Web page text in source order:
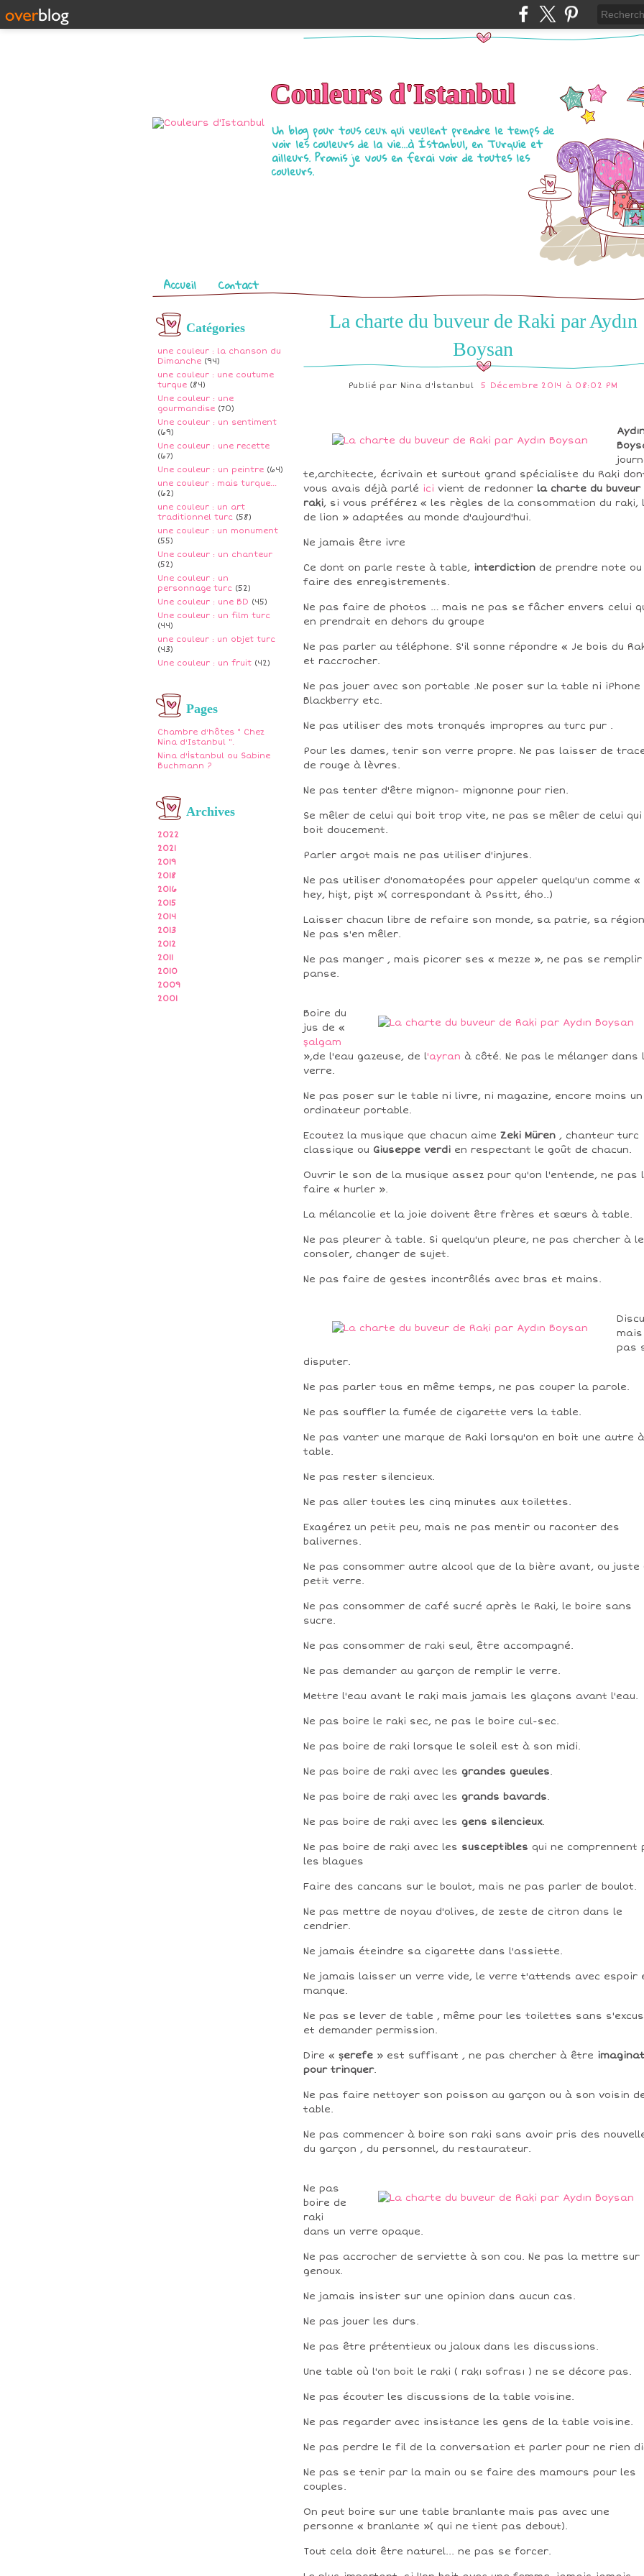
Couleurs d'Istanbul
Un blog pour tous ceux qui veulent prendre le temps de
voir les couleurs de la vie...à İstanbul, en Turquie et
ailleurs. Promis je vous en ferai voir de toutes les
couleurs.
Pages
Accueil Contact
Catégories
une couleur : la chanson du
Dimanche (94)
une couleur : une coutume
turque (84)
Une couleur : une
gourmandise (70)
Une couleur : un sentiment
(69)
Une couleur : une recette
(67)
Une couleur : un peintre (64)
une couleur : mais turque...
(62)
une couleur : un art
traditionnel turc (58)
une couleur : un monument
(55)
Une couleur : un chanteur
(52)
Une couleur : un
personnage turc (52)
Une couleur : une BD (45)
Une couleur : un film turc
(44)
une couleur : un objet turc
(43)
Une couleur : un fruit (42)
Pages
Chambre d'hôtes " Chez
Nina d'Istanbul ".
Nina d'İstanbul ou Sabine
Buchmann ?
Archives
2022
2021
2019
2018
2016
2015
2014
2013
2012
2011
2010
2009
2001
La charte du buveur de Raki par Aydın
Boysan
Publié par Nina d'İstanbul 5 Décembre 2014 à 08:02 PM
te,architecte, écrivain et surtout grand spécialiste du Raki
vous avais déjà parlé ici vient de redonner la charte du buveur
raki, si vous préférez « les règles de la consommation du raki,
de lion » adaptées au monde d'aujourd'hui.
Ne jamais être ivre
Ce dont on parle reste à table, interdiction de prendre note ou
faire des enregistrements.
Ne pas faire de photos … mais ne pas se fâcher envers celui
en prendrait en dehors du groupe
Ne pas parler au téléphone. S'il sonne répondre « Je bois du
et raccrocher.
Ne pas jouer avec son portable .Ne poser sur la table ni iPhone
Blackberry etc.
Ne pas utiliser des mots tronqués impropres au turc pur .
Pour les dames, tenir son verre propre. Ne pas laisser de
de rouge à lèvres.
Ne pas tenter d'être mignon- mignonne pour rien.
Se mêler de celui qui boit trop vite, ne pas se mêler de celui qui
boit doucement.
Parler argot mais ne pas utiliser d'injures.
Ne pas utiliser d'onomatopées pour appeler quelqu'un comme «
hey, hişt, pişt »( correspondant à Pssitt, ého..)
Laisser chacun libre de refaire son monde, sa patrie, sa
Ne pas s'en mêler.
Ne pas manger , mais picorer ses « mezze », ne pas se
panse.
Boire du
jus de «
şalgam
»,de l'eau gazeuse, de l'ayran à côté. Ne pas le mélanger dans
verre.
Ne pas poser sur le table ni livre, ni magazine, encore moins un
ordinateur portable.
Ecoutez la musique que chacun aime Zeki Müren , chanteur turc
classique ou Giuseppe verdi en respectant le goût de chacun.
Ouvrir le son de la musique assez pour qu'on l'entende, ne pas
faire « hurler ».
La mélancolie et la joie doivent être frères et sœurs à table.
Ne pas pleurer à table. Si quelqu'un pleure, ne pas chercher à le
consoler, changer de sujet.
Ne pas faire de gestes incontrôlés avec bras et mains.
pas
disputer.
Ne pas parler tous en même temps, ne pas couper la parole.
Ne pas souffler la fumée de cigarette vers la table.
Ne pas vanter une marque de Raki lorsqu'on en boit une autre à
table.
Ne pas rester silencieux.
Ne pas aller toutes les cinq minutes aux toilettes.
Exagérez un petit peu, mais ne pas mentir ou raconter des
balivernes.
Ne pas consommer autre alcool que de la bière avant, ou juste
petit verre.
Ne pas consommer de café sucré après le Raki, le boire sans
sucre.
Ne pas consommer de raki seul, être accompagné.
Ne pas demander au garçon de remplir le verre.
Mettre l'eau avant le raki mais jamais les glaçons avant l'eau.
Ne pas boire le raki sec, ne pas le boire cul-sec.
Ne pas boire de raki lorsque le soleil est à son midi.
Ne pas boire de raki avec les grandes gueules.
Ne pas boire de raki avec les grands bavards.
Ne pas boire de raki avec les gens silencieux.
Ne pas boire de raki avec les susceptibles qui ne comprennent
les blagues
Faire des cancans sur le boulot, mais ne pas parler de boulot.
Ne pas mettre de noyau d'olives, de zeste de citron dans le
cendrier.
Ne jamais éteindre sa cigarette dans l'assiette.
Ne jamais laisser un verre vide, le verre t'attends avec espoir
manque.
Ne pas se lever de table , même pour les toilettes sans
et demander permission.
Dire « şerefe » est suffisant , ne pas chercher à être
pour trinquer.
Ne pas faire nettoyer son poisson au garçon ou à son voisin
table.
Ne pas commencer à boire son raki sans avoir pris des
du garçon , du personnel, du restaurateur.
Ne pas
boire de
raki
dans un verre opaque.
Ne pas accrocher de serviette à son cou. Ne pas la mettre sur
genoux.
Ne jamais insister sur une opinion dans aucun cas.
Ne pas jouer les durs.
Ne pas être prétentieux ou jaloux dans les discussions.
Une table où l'on boit le raki ( rakı sofrası ) ne se décore pas.
Ne pas écouter les discussions de la table voisine.
Ne pas regarder avec insistance les gens de la table voisine.
Ne pas perdre le fil de la conversation et parler pour ne rien
Ne pas se tenir par la main ou se faire des mamours pour les
couples.
On peut boire sur une table branlante mais pas avec une
personne « branlante »( qui ne tient pas debout).
Tout cela doit être naturel... ne pas se forcer.